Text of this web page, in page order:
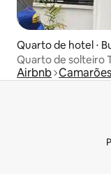
Quarto de hotel ⋅
Quarto de solteiro
Airbnb Camarões